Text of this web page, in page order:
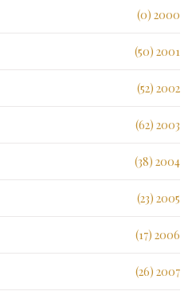
2000 (0)
2001 (50)
2002 (52)
2003 (62)
2004 (38)
2005 (23)
2006 (17)
2007 (26)